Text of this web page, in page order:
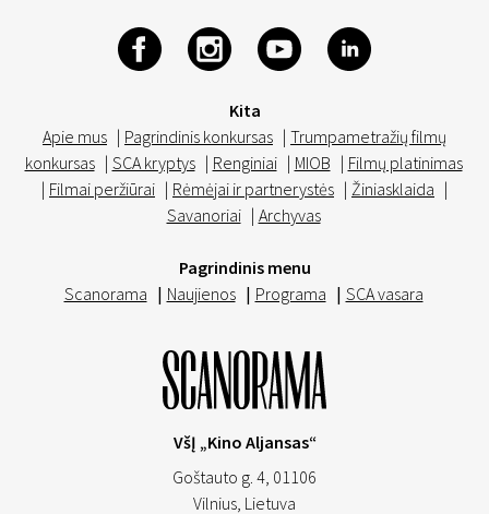
Kita
Apie mus | Pagrindinis konkursas | Trumpametražių filmų
konkursas | SCA kryptys | Renginiai | MIOB | Filmų platinimas
| Filmai peržiūrai | Rėmėjai ir partnerystės | Žiniasklaida |
Savanoriai | Archyvas
Pagrindinis menu
Scanorama | Naujienos | Programa | SCA vasara
VšĮ „Kino Aljansas“
Goštauto g. 4, 01106
Vilnius, Lietuva